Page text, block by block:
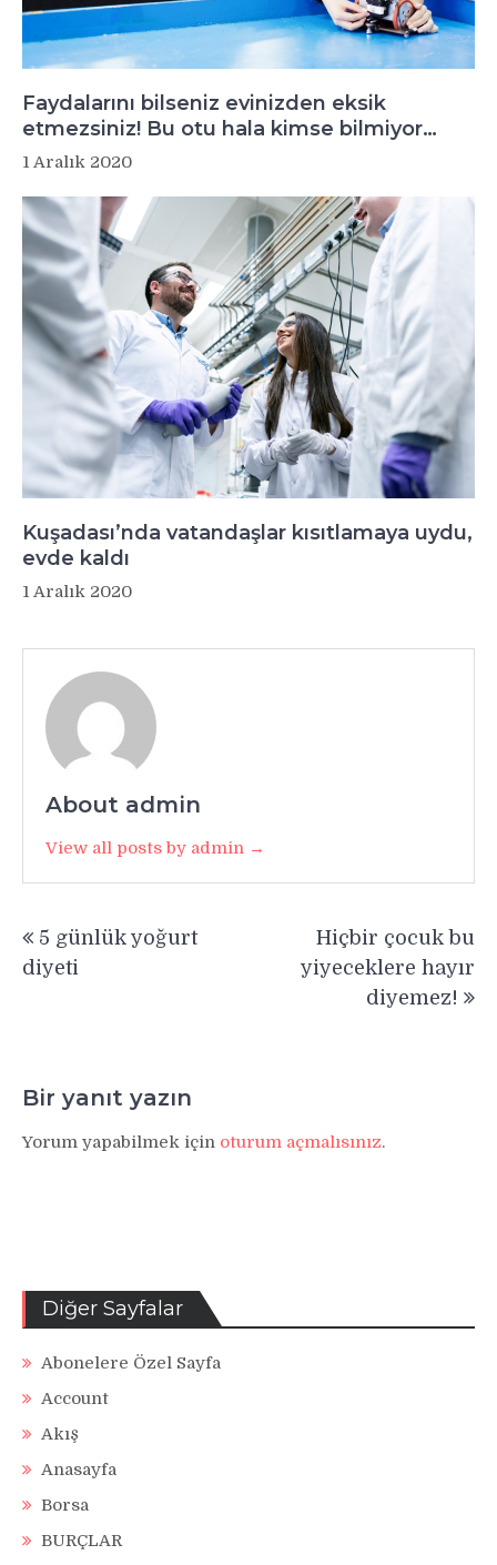
Faydalarını bilseniz evinizden eksik
etmezsiniz! Bu otu hala kimse bilmiyor…
1 Aralık 2020
Kuşadası’nda vatandaşlar kısıtlamaya uydu,
evde kaldı
1 Aralık 2020
About admin
View all posts by admin →
gezinmesi
5 günlük yoğurt
diyeti
Hiçbir çocuk bu
yiyeceklere hayır
diyemez!
Bir yanıt yazın
Yorum yapabilmek için oturum açmalısınız.
Diğer Sayfalar
Abonelere Özel Sayfa
Account
Akış
Anasayfa
Borsa
BURÇLAR